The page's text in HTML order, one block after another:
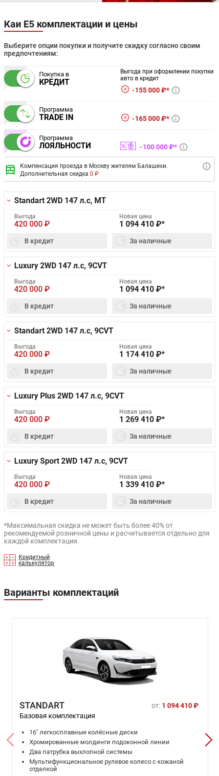
Каи Е5 комплектации и цены
Выберите опции покупки и получите скидку согласно своим
предпочтениям:
Покупка в
КРЕДИТ
Выгода при оформлении покупки
авто в кредит
155 000 ₽*
Программа
TRADE IN 165 000 ₽*
Программа
ЛОЯЛЬНОСТИ 100 000 ₽*
Компенсация проезда в Москву жителям Балашихи.
Дополнительная скидка 0 ₽
Standart 2WD 147 л.с, MT
Выгода
420 000 ₽
Новая цена
1 094 410 ₽*
В кредит За наличные
Luxury 2WD 147 л.с, 9CVT
Выгода
420 000 ₽
Новая цена
1 094 410 ₽*
В кредит За наличные
Standart 2WD 147 л.с, 9CVT
Выгода
420 000 ₽
Новая цена
1 174 410 ₽*
В кредит За наличные
Luxury Plus 2WD 147 л.с, 9CVT
Выгода
420 000 ₽
Новая цена
1 269 410 ₽*
В кредит За наличные
Luxury Sport 2WD 147 л.с, 9CVT
Выгода
420 000 ₽
Новая цена
1 339 410 ₽*
В кредит За наличные
*Максимальная скидка не может быть более 40% от
рекомендуемой розничной цены и расчитывается отдельно для
каждой комплектации.
Кредитный
калькулятор
Варианты комплектаций
STANDART от: 1 094 410 ₽
Базовая комплектация
16" легкосплавные колёсные диски
Хромированные молдинги подоконной линии
Два патрубка выхлопной системы
Мультифункциональное рулевое колесо с кожаной
отделкой